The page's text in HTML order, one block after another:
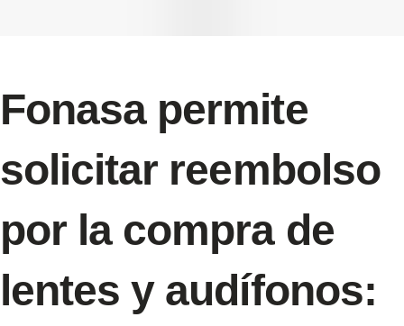
Fonasa permite
solicitar reembolso
por la compra de
lentes y audífonos: